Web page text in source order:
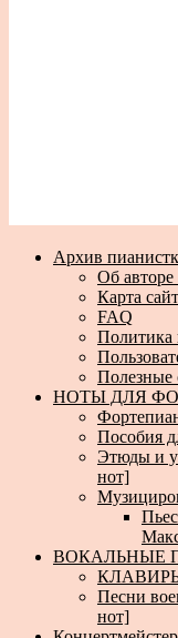
Архив
Об
Карта
FAQ
Политика
Полезные
НОТЫ ДЛЯ
Пособия
Этюды и
нот]
ВОКАЛЬНЫЕ
КЛАВИРЫ
Песни
нот]